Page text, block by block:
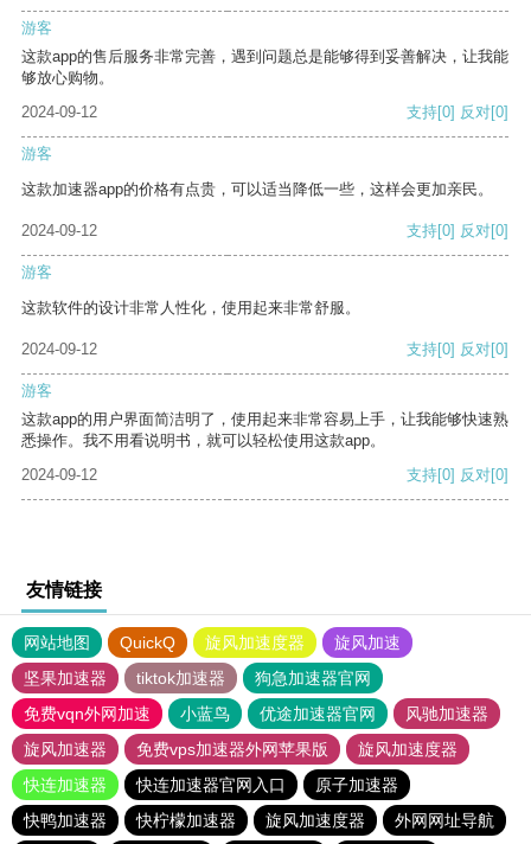
游客
这款app的售后服务非常完善，遇到问题总是能够得到妥善解决，让我能
够放心购物。
2024-09-12
支持[0] 反对[0]
游客
这款加速器app的价格有点贵，可以适当降低一些，这样会更加亲民。
2024-09-12 支持[0] 反对[0]
游客
这款软件的设计非常人性化，使用起来非常舒服。
2024-09-12 支持[0] 反对[0]
游客
这款app的用户界面简洁明了，使用起来非常容易上手，让我能够快速熟
悉操作。我不用看说明书，就可以轻松使用这款app。
2024-09-12
支持[0] 反对[0]
友情链接
网站地图 QuickQ 旋风加速度器
旋风加速
坚果加速器
tiktok加速器
狗急加速器官网
免费vqn外网加速
小蓝鸟 优途加速器官网
风驰加速器
旋风加速器
免费vps加速器外网苹果版
旋风加速度器
快连加速器
快连加速器官网入口
原子加速器
快鸭加速器
快柠檬加速器 旋风加速度器 外网网址导航